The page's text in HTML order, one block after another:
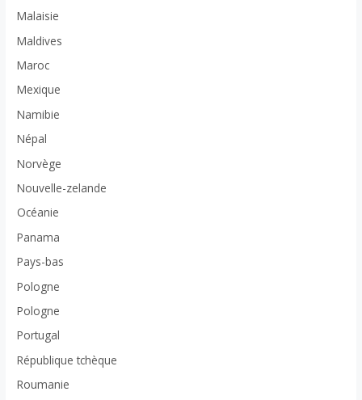
Malaisie
Maldives
Maroc
Mexique
Namibie
Népal
Norvège
Nouvelle-zelande
Océanie
Panama
Pays-bas
Pologne
Pologne
Portugal
République tchèque
Roumanie